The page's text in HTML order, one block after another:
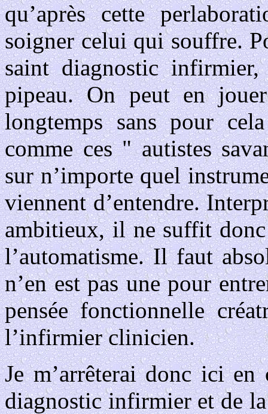
qu’après cette
soigner celui qui souffre.
saint diagnostic
pipeau. On peut en
longtemps sans pour
comme ces " autistes
sur n’importe quel
viennent d’entendre.
ambitieux, il ne suffit
l’automatisme. Il faut
n’en est pas une pour
pensée fonctionnelle
l’infirmier clinicien.
Je m’arrêterai donc ici
diagnostic infirmier et de